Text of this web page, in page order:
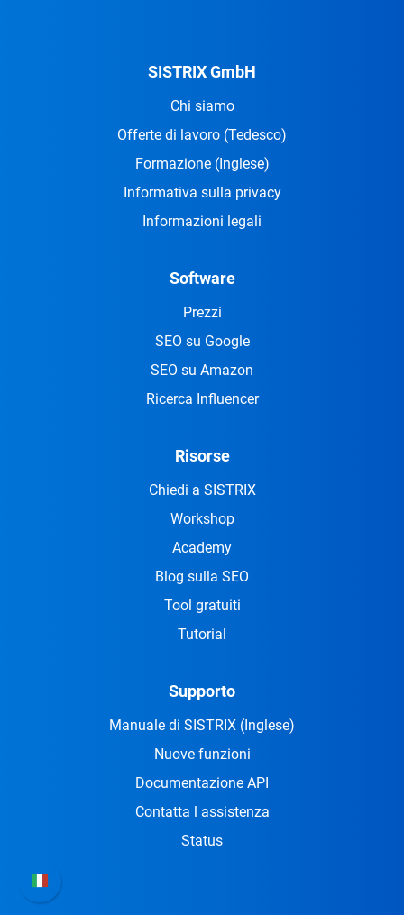
SISTRIX GmbH
Chi siamo
Offerte di lavoro (Tedesco)
Formazione (Inglese)
Informativa sulla privacy
Informazioni legali
Software
Prezzi
SEO su Google
SEO su Amazon
Ricerca Influencer
Risorse
Chiedi a SISTRIX
Workshop
Academy
Blog sulla SEO
Tool gratuiti
Tutorial
Supporto
Manuale di SISTRIX (Inglese)
Nuove funzioni
Documentazione API
Contatta l assistenza
Status